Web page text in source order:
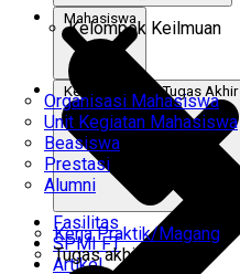
Kelompok Keilmuan
Mahasiswa
Organisasi Mahasiswa
Unit Kegiatan Mahasiswa
Beasiswa
Prestasi
Alumni
Kerja Praktik & Tugas Akhir
Kerja Praktik/Magang
Tugas akhir
Fasilitas
SPMI FT
Artikel